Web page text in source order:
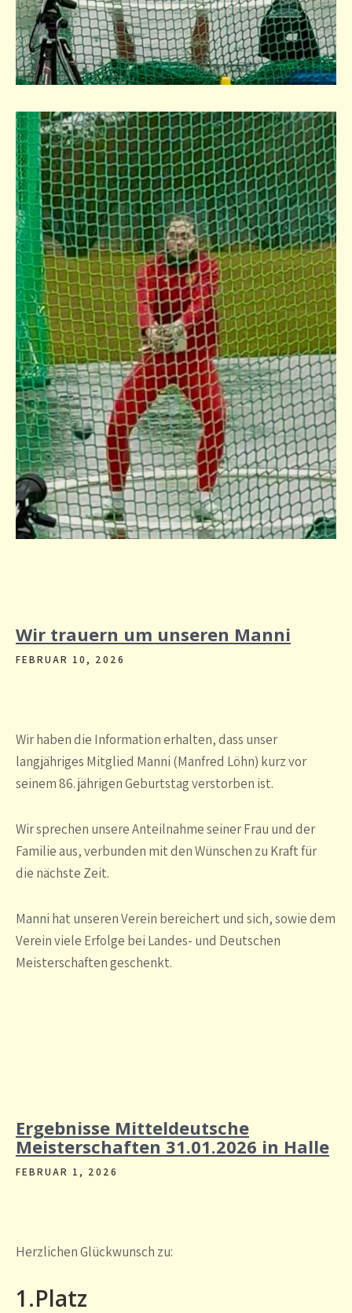
Wir trauern um unseren Manni
FEBRUAR 10, 2026
Wir haben die Information erhalten, dass unser
langjähriges Mitglied Manni (Manfred Löhn) kurz vor
seinem 86. jährigen Geburtstag verstorben ist.
Wir sprechen unsere Anteilnahme seiner Frau und der
Familie aus, verbunden mit den Wünschen zu Kraft für
die nächste Zeit.
Manni hat unseren Verein bereichert und sich, sowie dem
Verein viele Erfolge bei Landes- und Deutschen
Meisterschaften geschenkt.
Ergebnisse Mitteldeutsche
Meisterschaften 31.01.2026 in Halle
FEBRUAR 1, 2026
Herzlichen Glückwunsch zu:
1.Platz